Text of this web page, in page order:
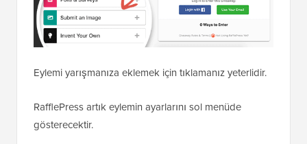
Eylemi yarışmanıza eklemek için tıklamanız yeterlidir.
RafflePress artık eylemin ayarlarını sol menüde
gösterecektir.